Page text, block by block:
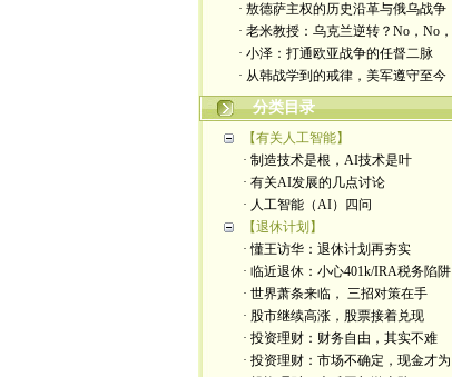
· 敖德萨主权的历史沿革与俄乌战争
· 老米教授：乌克兰逆转？No，No，
· 小泽：打通欧亚战争的任督二脉
· 从韩战学到的戒律，美军遵守至今
分类目录
【有关人工智能】
· 制造技术是根，AI技术是叶
· 有关AI发展的几点讨论
· 人工智能（AI）四问
【退休计划】
· 懂王访华：退休计划再夯实
· 临近退休：小心401k/IRA税务陷阱
· 世界萧条来临， 三招对策在手
· 股市继续高涨，股票接着兑现
· 投资理财：财务自由，其实不难
· 投资理财：市场不确定，现金才为